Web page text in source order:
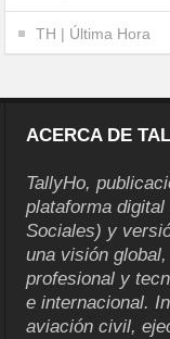
TH | Última Hora
ACERCA DE
TallyHo,
plataforma
Sociales) y
una visión
profesional y
e internacional.
aviación civil,